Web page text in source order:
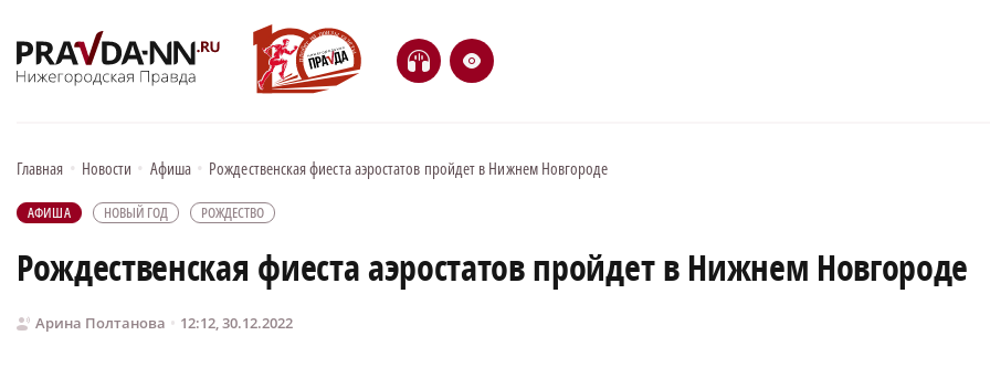
H e
Главная • Новости • Афиша • Рождественская фиеста аэростатов пройдет в Нижнем Новгороде
АФИША НОВЫЙ ГОД РОЖДЕСТВО
Рождественская фиеста аэростатов пройдет в Нижнем Новгороде
Арина Полтанова 12:12, 30.12.2022